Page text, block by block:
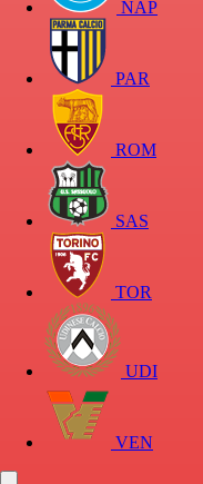
NAP
PAR
ROM
SAS
TOR
UDI
VEN